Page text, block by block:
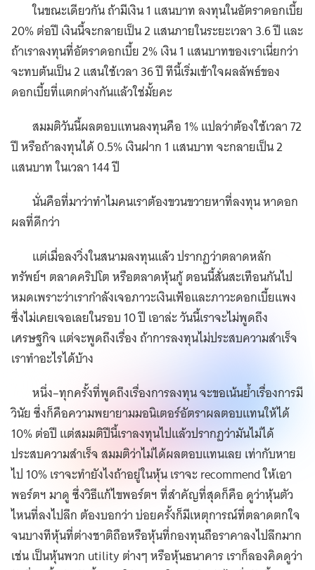
ในขณะเดียวกัน ถ้ามีเงิน 1 แสนบาท ลงทุนในอัตราดอกเบี้ย
20% ต่อปี เงินนี้จะกลายเป็น 2 แสนภายในระยะเวลา 3.6 ปี และ
ถ้าเราลงทุนที่อัตราดอกเบี้ย 2% เงิน 1 แสนบาทของเราเนี่ยกว่า
จะทบต้นเป็น 2 แสนใช้เวลา 36 ปี ทีนี้เริ่มเข้าใจผลลัพธ์ของ
ดอกเบี้ยที่แตกต่างกันแล้วใช่มั้ยคะ
สมมติวันนี้ผลตอบแทนลงทุนคือ 1% แปลว่าต้องใช้เวลา 72
ปี หรือถ้าลงทุนได้ 0.5% เงินฝาก 1 แสนบาท จะกลายเป็น 2
แสนบาท ในเวลา 144 ปี
นั่นคือที่มาว่าทำไมคนเราต้องขวนขวายหาที่ลงทุน หาดอก
ผลที่ดีกว่า
แต่เมื่อลงวิ่งในสนามลงทุนแล้ว ปรากฏว่าตลาดหลัก
ทรัพย์ฯ ตลาดคริปโต หรือตลาดหุ้นกู้ ตอนนี้สั่นสะเทือนกันไป
หมดเพราะว่าเรากำลังเจอภาวะเงินเฟ้อและภาวะดอกเบี้ยแพง
ซึ่งไม่เคยเจอเลยในรอบ 10 ปี เอาล่ะ วันนี้เราจะไม่พูดถึง
เศรษฐกิจ แต่จะพูดถึงเรื่อง ถ้าการลงทุนไม่ประสบความสำเร็จ
เราทำอะไรได้บ้าง
หนึ่ง–ทุกครั้งที่พูดถึงเรื่องการลงทุน จะขอเน้นย้ำเรื่องการมี
วินัย ซึ่งก็คือความพยายามมอนิเตอร์อัตราผลตอบแทนให้ได้
10% ต่อปี แต่สมมติปีนี้เราลงทุนไปแล้วปรากฏว่ามันไม่ได้
ประสบความสำเร็จ สมมติว่าไม่ได้ผลตอบแทนเลย เท่ากับหาย
ไป 10% เราจะทำยังไงถ้าอยู่ในหุ้น เราจะ recommend ให้เอา
พอร์ตฯ มาดู ซึ่งวิธีแก้ไขพอร์ตฯ ที่สำคัญที่สุดก็คือ ดูว่าหุ้นตัว
ไหนที่ลงไปลึก ต้องบอกว่า บ่อยครั้งก็มีเหตุการณ์ที่ตลาดตกใจ
จนบางทีหุ้นที่ต่างชาติถือหรือหุ้นที่กองทุนถือราคาลงไปลึกมาก
เช่น เป็นหุ้นพวก utility ต่างๆ หรือหุ้นธนาคาร เราก็ลองคิดดูว่า